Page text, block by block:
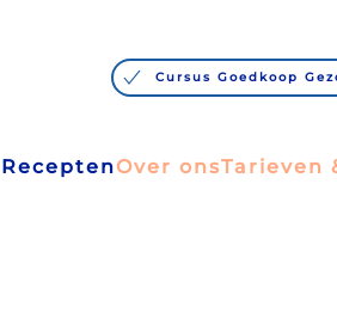
ReceptenOver onsTarieven
Cursus Goedkoop